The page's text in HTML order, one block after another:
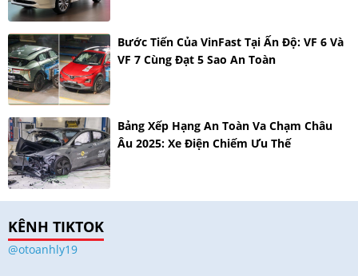
Bước Tiến Của VinFast Tại Ấn Độ: VF 6 Và
VF 7 Cùng Đạt 5 Sao An Toàn
Bảng Xếp Hạng An Toàn Va Chạm Châu
Âu 2025: Xe Điện Chiếm Ưu Thế
KÊNH TIKTOK
@otoanhly19